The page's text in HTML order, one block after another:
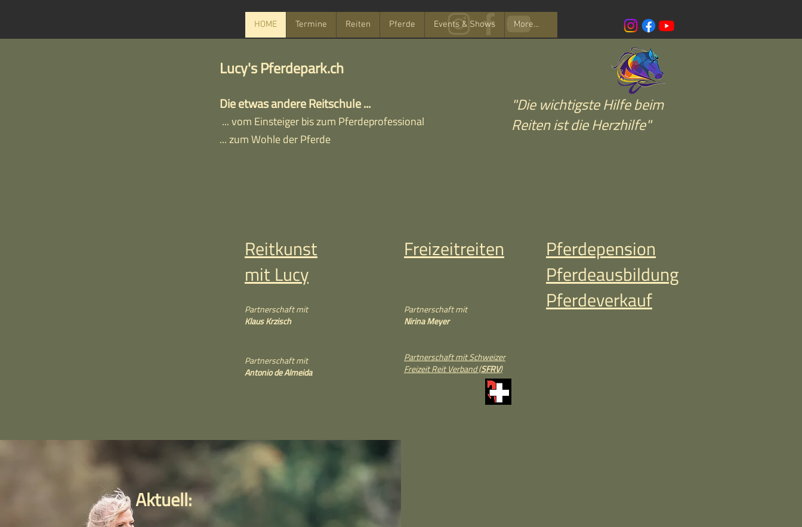
HOME Termine Reiten Pferde Events & Shows More...
Lucy's Pferdepark.ch
Die etwas andere Reitschule ...
... vom Einsteiger bis zum Pferdeprofessional
... zum Wohle der Pferde
"Die wichtigste Hilfe beim
Reiten ist die Herzhilfe"
Reitkunst
mit Lucy
Partnerschaft mit
KlausKrzisch
Partnerschaft mit
Antonio de Almeida
Freizeitreiten
Partnerschaft mit
Nirina Meyer
Pferdepension
Pferdeausbildung
Pferdeverkauf
Partnerschaft mit Schweizer
Freizeit Reit Verband (SFRV)
Aktuell: